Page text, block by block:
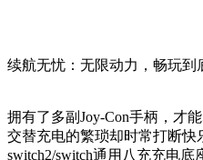
续航无忧：无限动力，畅玩到
拥有了多副Joy-Con手柄，才
交替充电的繁琐却时常打断快
switch2/switch通用八充充电底